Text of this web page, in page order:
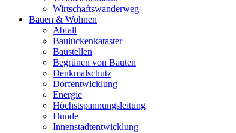
Wirtschaftswanderweg
Bauen & Wohnen
Abfall
Baulückenkataster
Baustellen
Begrünen von Bauten
Denkmalschutz
Dorfentwicklung
Energie
Höchstspannungsleitung
Hunde
Innenstadtentwicklung